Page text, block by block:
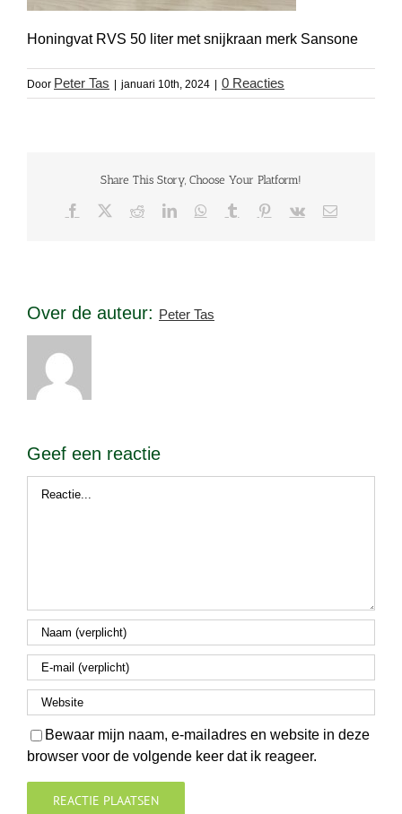
Honingvat RVS 50 liter met snijkraan merk Sansone
Door Peter Tas januari 10th, 2024 0 Reacties
Share This Story, Choose Your Platform!
Facebook RedditLinkedInWhatsApp
Tumblr Pinterest
Vk
E-
Over de auteur: Peter Tas
Geef een reactie
Bewaar mijn naam, e-mailadres en website in deze
browser voor de volgende keer dat ik reageer.